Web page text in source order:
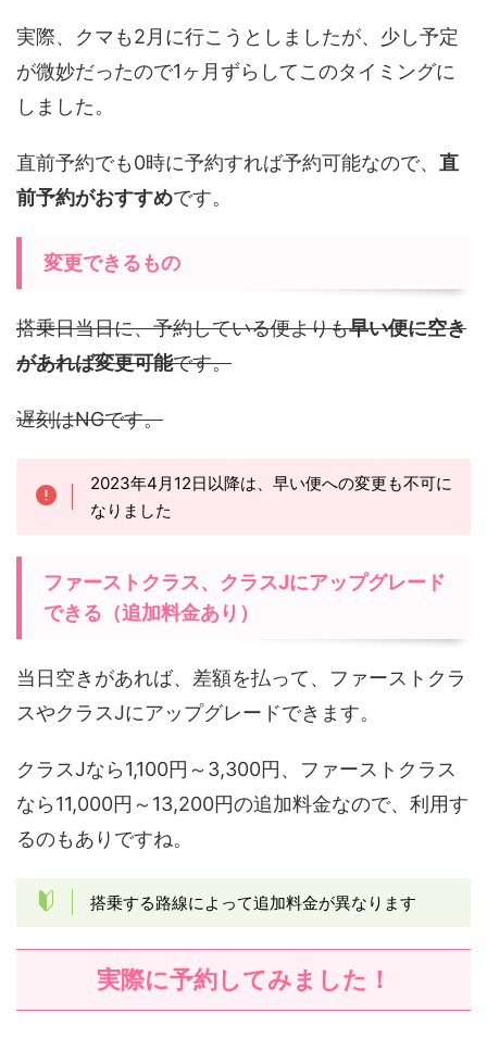
実際、クマも2月に行こうとしましたが、少し予定
が微妙だったので1ヶ月ずらしてこのタイミングに
しました。
直前予約でも0時に予約すれば予約可能なので、 直
前予約がおすすめです。
変更できるもの
搭乗日当日に、予約している便よりも早い便に空き
があれば変更可能です。
遅刻はNGです。
2023年4月12日以降は、早い便への変更も不可に
なりました
ファーストクラス、クラスJにアップグレード
できる（追加料金あり）
当日空きがあれば、差額を払って、ファーストクラ
スやクラスJにアップグレードできます。
クラスJなら1,100円～3,300円、ファーストクラス
なら11,000円～13,200円の追加料金なので、利用す
るのもありですね。
搭乗する路線によって追加料金が異なります
実際に予約してみました！